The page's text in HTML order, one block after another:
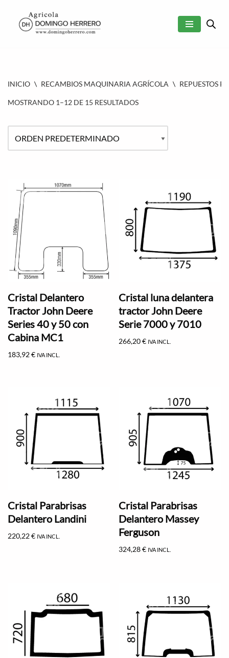
SALTAR
INICIO \ RECAMBIOS MAQUINARIA AGRÍCOLA \ REPUESTOS
MOSTRANDO 1–12 DE 15 RESULTADOS
Cristal Delantero
Tractor John Deere
Series 40 y 50 con
Cabina MC1
183,92€ IVA INCL.
Cristal luna delantera
tractor John Deere
Serie 7000 y 7010
266,20€ IVA INCL.
Cristal Parabrisas
Delantero Landini
220,22€ IVA INCL.
Cristal Parabrisas
Delantero Massey
Ferguson
324,28€ IVA INCL.